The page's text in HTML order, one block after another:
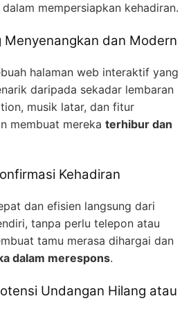
mempersiapkan kehadiran.
Menyenangkan dan Modern
halaman web interaktif yang
daripada sekadar lembaran
musik latar, dan fitur
membuat mereka terhibur dan
Kehadiran
dan efisien langsung dari
tanpa perlu telepon atau
tamu merasa dihargai dan
dalam merespons.
Undangan Hilang atau